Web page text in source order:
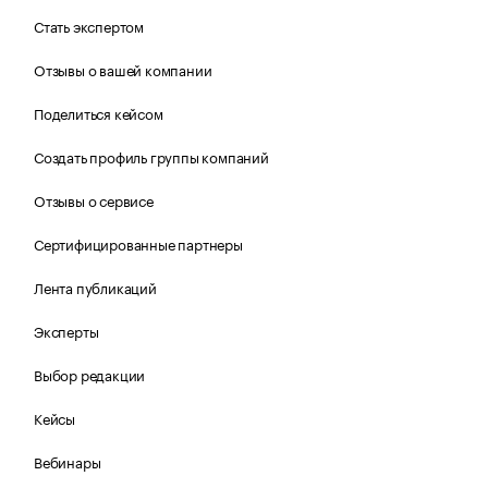
Стать экспертом
Отзывы о вашей компании
Поделиться кейсом
Создать профиль группы компаний
Отзывы о сервисе
Сертифицированные партнеры
Лента публикаций
Эксперты
Выбор редакции
Кейсы
Вебинары